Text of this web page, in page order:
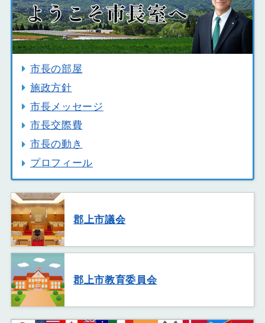
市長の部屋
施政方針
市長メッセージ
市長交際費
市長の動き
プロフィール
郡上市議会
郡上市教育委員会